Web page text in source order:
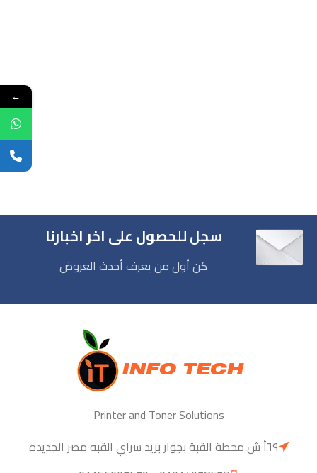
سجل للحصول على اخر اخبارنا
كن أول من يعرف أحدث العروض
Printer and Toner Solutions
٦٩أ ش محطة القبة بجوار بريد سراي القبه مصر الجديده
←